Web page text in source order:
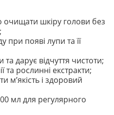
очищати шкіру голови без
при появі лупи та її
та дарує відчуття чистоти;
та рослинні екстракти;
м’якість і здоровий
мл для регулярного